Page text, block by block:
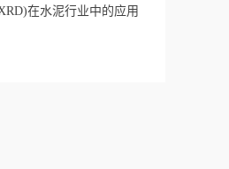
在水泥行业中的应用